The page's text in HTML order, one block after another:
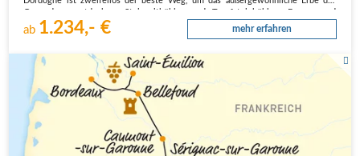
Schlösser, Gärten und malerische Dörfer mit Schieferdächern. Wir…
ab 1.234,- € mehr erfahren